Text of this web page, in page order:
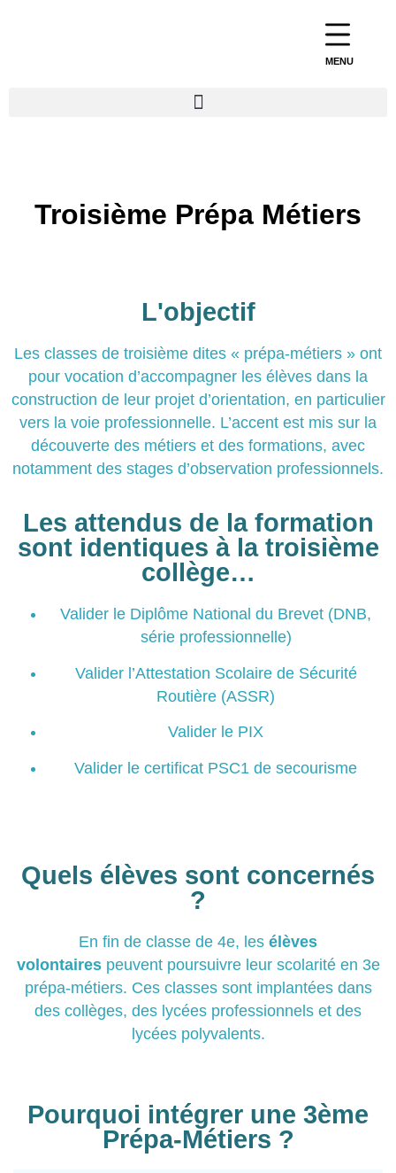
MENU
Troisième Prépa Métiers
L'objectif
Les classes de troisième dites « prépa-métiers » ont
pour vocation d’accompagner les élèves dans la
construction de leur projet d’orientation, en particulier
vers la voie professionnelle. L’accent est mis sur la
découverte des métiers et des formations, avec
notamment des stages d’observation professionnels.
Les attendus de la formation
sont identiques à la troisième
collège…
Valider le Diplôme National du Brevet (DNB,
série professionnelle)
Valider l’Attestation Scolaire de Sécurité
Routière (ASSR)
Valider le PIX
Valider le certificat PSC1 de secourisme
Quels élèves sont concernés
?
En fin de classe de 4e, les élèves
volontaires peuvent poursuivre leur scolarité en 3e
prépa-métiers. Ces classes sont implantées dans
des collèges, des lycées professionnels et des
lycées polyvalents.
Pourquoi intégrer une 3ème
Prépa-Métiers ?